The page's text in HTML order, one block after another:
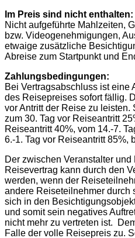
Im Preis sind nicht enthalten:
Nicht aufgeführte Mahlzeiten,
bzw. Videogenehmigungen,
etwaige zusätzliche
Abreise zum Startpunkt und
Zahlungsbedingungen:
Bei Vertragsabschluss ist eine
des Reisepreises sofort fällig.
vor Antritt der Reise zu
zum 30. Tag vor Reiseantritt
Reiseantritt 40%, vom 14.-7.
6.-1. Tag vor Reiseantritt 85%,
Der zwischen Veranstalter
Reisevertrag kann durch den
werden, wenn der
andere Reiseteilnehmer durch
sich in den
und somit sein negatives
nicht mehr zu vertreten ist.
Falle der volle Reisepreis zu.